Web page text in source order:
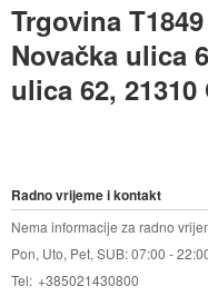
Trgovina
Novačka ulica
ulica 62, 21310
Radno vrijeme i kontakt
Nema informacije za radno
Pon, Uto, Pet, SUB: 07:00 -
Tel +385021430800